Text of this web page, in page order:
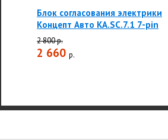
Блок согласования электрики
Концепт Авто KA.SC.7.1 7-pin
2 800 р.
2 660 р.